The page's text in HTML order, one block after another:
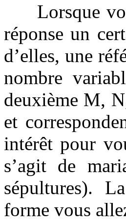
Lorsque
réponse un
d’elles, une
nombre
deuxième M,
et
intérêt pour
s’agit de
sépultures).
forme vous